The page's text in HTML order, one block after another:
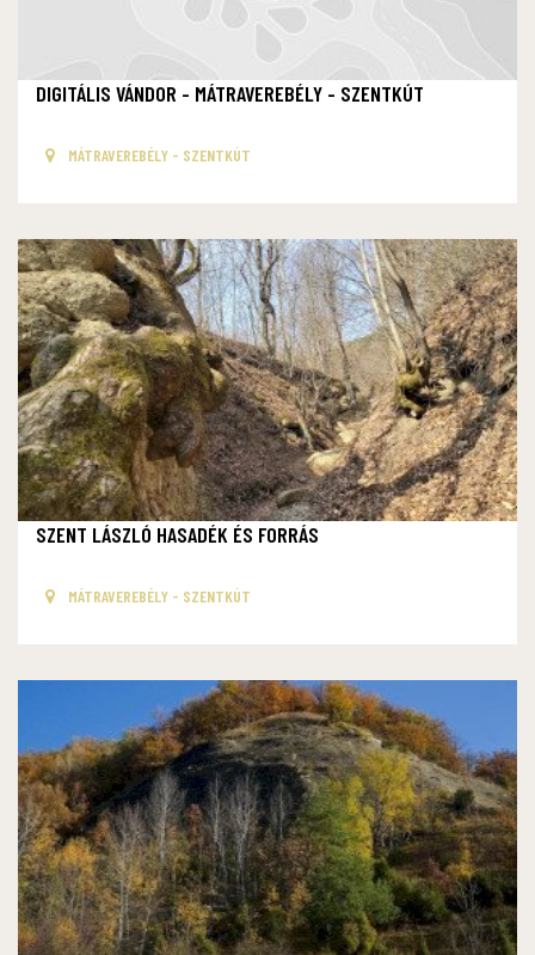
DIGITÁLIS VÁNDOR - MÁTRAVEREBÉLY - SZENTKÚT
MÁTRAVEREBÉLY - SZENTKÚT
SZENT LÁSZLÓ HASADÉK ÉS FORRÁS
MÁTRAVEREBÉLY - SZENTKÚT